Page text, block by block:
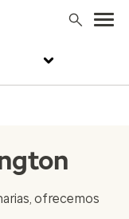
ofrecemos